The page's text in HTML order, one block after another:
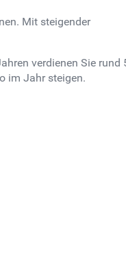
Mit steigender
verdienen Sie rund
im Jahr steigen.